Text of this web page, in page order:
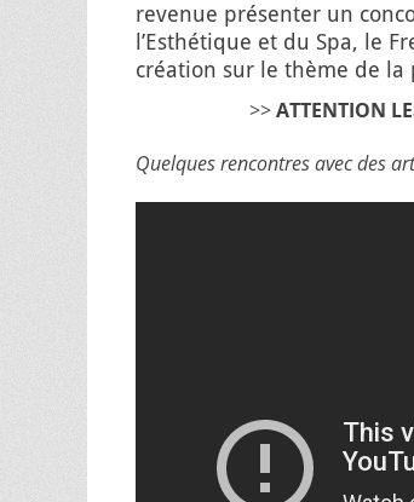
revenue présenter un
l’Esthétique et du Spa, le
création sur le thème de la
>>ATTENTION
Quelques rencontres avec des